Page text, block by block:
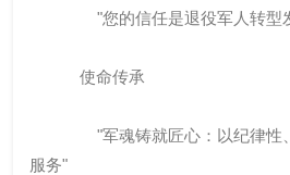
"您的信任是退役军人转型
使命传承
"军魂铸就匠心：以纪律性
服务"